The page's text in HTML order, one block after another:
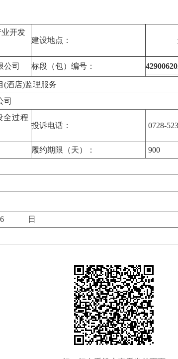
开发
建设地点：
公司 标段（包）编号：
(酒店)监理服务
司
全过程
投诉电话： 0728-
履约期限（天）：
900
日